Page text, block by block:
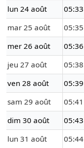
lun 24 août
05:33
mar 25 août
05:35
mer 26 août
05:36
jeu 27 août
05:38
ven 28 août
05:39
sam 29 août
05:41
dim 30 août
05:43
lun 31 août
05:44